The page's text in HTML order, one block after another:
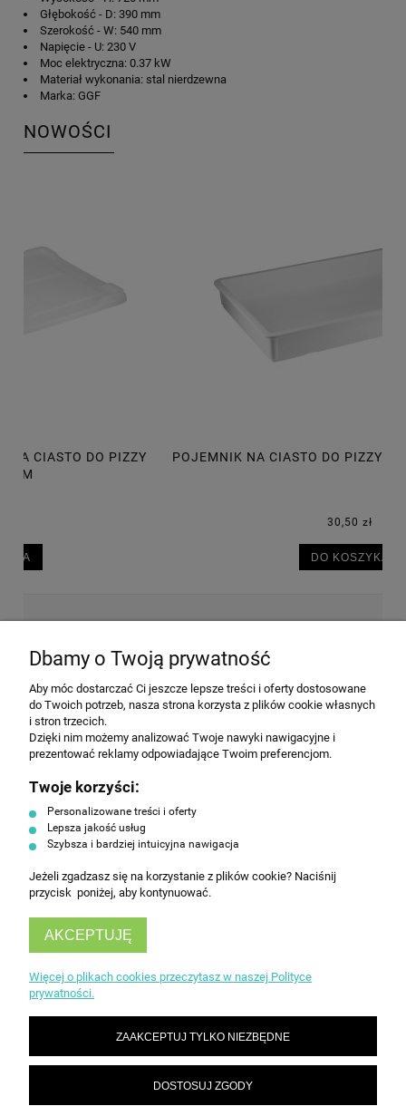
Głębokość - D: 390 mm
Szerokość - W: 540 mm
Napięcie - U: 230 V
Moc elektryczna: 0.37 kW
Materiał wykonania: stal nierdzewna
Marka: GGF
NOWOŚCI
POJEMNIK NA CIASTO DO PIZZY 600X400X75 MM, 14L
Wyrażam zgodę na przesyłanie informacji
handlowej na poniższy adres email. Więcej w
ZAPISZ SIĘ
Dbamy o Twoją prywatność
Aby móc dostarczać Ci jeszcze lepsze treści i oferty dostosowane
do Twoich potrzeb, nasza strona korzysta z plików cookie własnych
i stron trzecich.
Dzięki nim możemy analizować Twoje nawyki nawigacyjne i
prezentować reklamy odpowiadające Twoim preferencjom.
Twoje korzyści:
Personalizowane treści i oferty
Lepsza jakość usług
Szybsza i bardziej intuicyjna nawigacja
Jeżeli zgadzasz się na korzystanie z plików cookie? Naciśnij
przycisk poniżej, aby kontynuować.
AKCEPTUJĘ
Więcej o plikach cookies przeczytasz w naszej Polityce
prywatności.
ZAAKCEPTUJ TYLKO NIEZBĘDNE
DOSTOSUJ ZGODY